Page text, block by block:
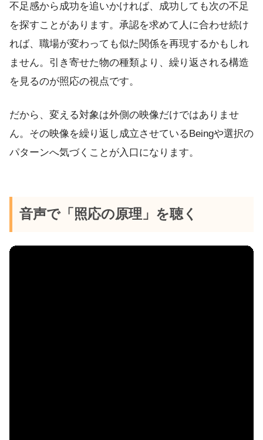
不足感から成功を追いかければ、成功しても次の不足
を探すことがあります。承認を求めて人に合わせ続け
れば、職場が変わっても似た関係を再現するかもしれ
ません。引き寄せた物の種類より、繰り返される構造
を見るのが照応の視点です。
だから、変える対象は外側の映像だけではありませ
ん。その映像を繰り返し成立させているBeingや選択の
パターンへ気づくことが入口になります。
音声で「照応の原理」を聴く